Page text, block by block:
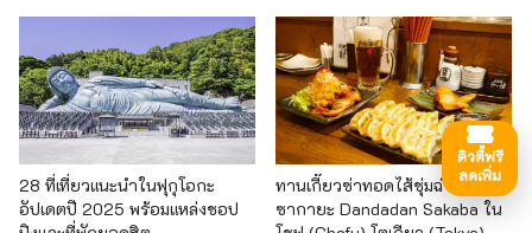
28 ที่เที่ยวแนะนำในฟุกุโอกะ
อัปเดตปี 2025 พร้อมแหล่งชอป
ทานเกี๊ยวซ่าทอดไส้ชุ่มฉ่ำที่ร้านอิ
ซากายะ Dandadan Sakaba ใน
ดิวตี้ฟรี
ลดเพิ่ม